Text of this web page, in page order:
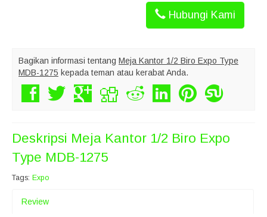
Hubungi Kami
Bagikan informasi tentang Meja Kantor 1/2 Biro Expo Type
MDB-1275 kepada teman atau kerabat Anda.
Deskripsi Meja Kantor 1/2 Biro Expo
Type MDB-1275
Tags: Expo
Review